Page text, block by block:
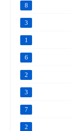
8
3
1
6
2
3
7
2